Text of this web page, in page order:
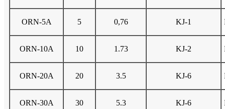
ORN-5A 5 0,76 KJ-1
ORN-10A 10 1.73 KJ-2
ORN-20A 20 3.5 KJ-6
ORN-30A 30 5.3 KJ-6